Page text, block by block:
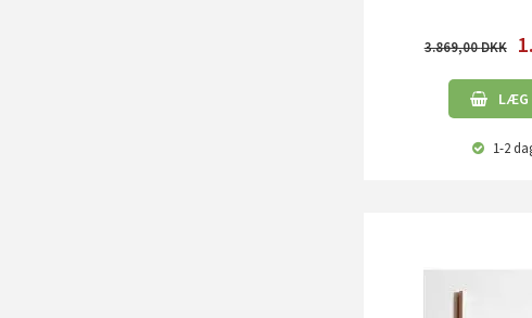
3.869,00
LÆG
1-2